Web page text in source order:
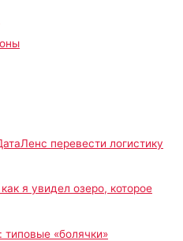
перевести логистику
я увидел озеро, которое
типовые «болячки»